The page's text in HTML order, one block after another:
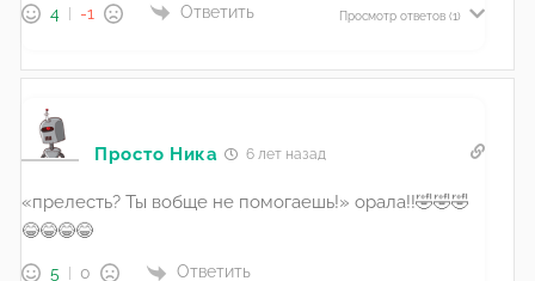
4 -1 Ответить Просмотр ответов (1)
Просто Ника 6 лет назад
«прелесть? Ты вобще не помогаешь!» орала!!🤣🤣🤣
😂😂😂😂
5 0 Ответить